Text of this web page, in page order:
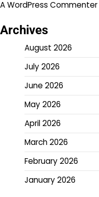
A WordPress Commenter
Archives
August 2026
July 2026
June 2026
May 2026
April 2026
March 2026
February 2026
January 2026